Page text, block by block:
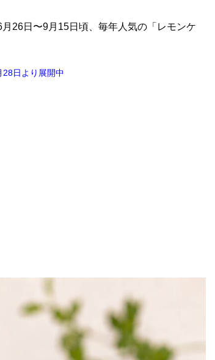
26日〜9月15日頃、毎年人気の「レモンケ
28日より展開中